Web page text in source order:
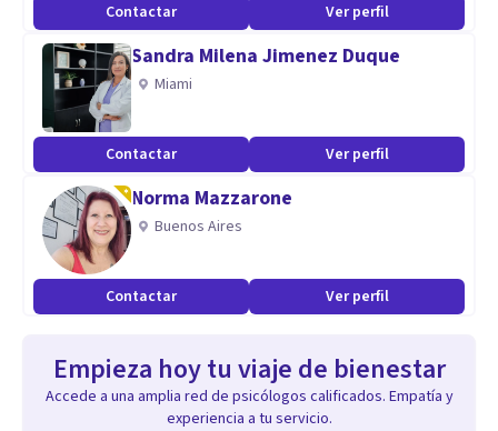
Contactar Ver perfil
Sandra Milena Jimenez Duque
Miami
Contactar Ver perfil
Norma Mazzarone
Buenos Aires
Contactar Ver perfil
Empieza hoy tu viaje de bienestar
Accede a una amplia red de psicólogos calificados. Empatía y
experiencia a tu servicio.